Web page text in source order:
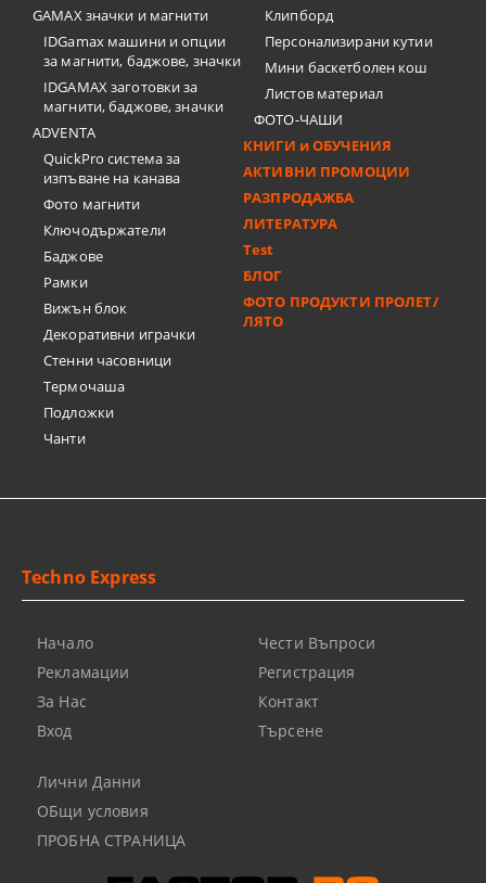
GAMAX значки и магнити
IDGamax машини и опции
за магнити, баджове, значки
IDGAMAX заготовки за
магнити, баджове, значки
ADVENTA
QuickPro система за
изпъване на канава
Фото магнити
Ключодържатели
Баджове
Рамки
Вижън блок
Декоративни играчки
Стенни часовници
Термочашa
Подложки
Чанти
Клипборд
Персонализирани кутии
Мини баскетболен кош
Листов материал
ФОТО-ЧАШИ
КНИГИ и ОБУЧЕНИЯ
АКТИВНИ ПРОМОЦИИ
РАЗПРОДАЖБА
ЛИТЕРАТУРА
Test
БЛОГ
ФОТО ПРОДУКТИ ПРОЛЕТ/
ЛЯТО
Techno Express
Начало
Рекламации
За Нас
Вход
Чести Въпроси
Регистрация
Контакт
Търсене
Лични Данни
ОБщи условия
ПРОБНА СТРАНИЦА